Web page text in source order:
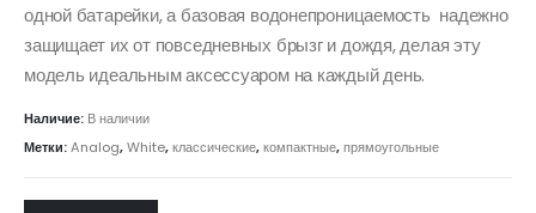
одной батарейки, а базовая водонепроницаемость надежно
защищает их от повседневных брызг и дождя, делая эту
модель идеальным аксессуаром на каждый день.
Наличие: В наличии
Метки:Analog,White,классические,компактные,прямоугольные